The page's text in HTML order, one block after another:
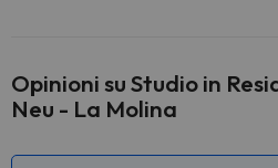
Opinioni su Studio in
Neu - La Molina